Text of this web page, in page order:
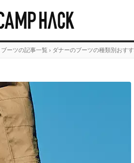
ブーツの記事一覧 › ダナーのブーツの種類別おす